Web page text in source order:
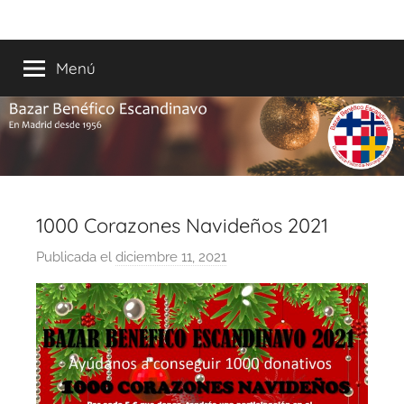
al
contenido
Bazar
Escandinavo
desde
1956
Menú
1000 Corazones Navideños 2021
Publicada el diciembre 11, 2021
o
r
B
a
z
a